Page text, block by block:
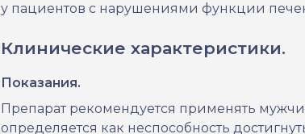
у пациентов с нарушениями функции
Клинические характеристики.
Показания.
Препарат рекомендуется применять
определяется как неспособность